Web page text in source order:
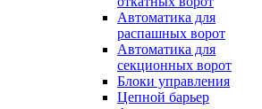
Автоматика для
распашных ворот
Автоматика для
секционных ворот
Блоки управления
Цепной барьер